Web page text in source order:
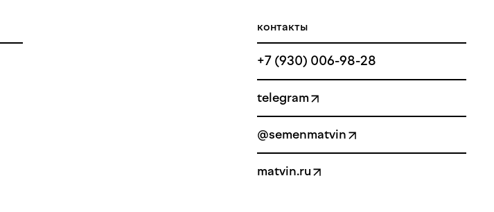
контакты
+7 (930) 006-98-28
telegram
@semenmatvin
matvin.ru